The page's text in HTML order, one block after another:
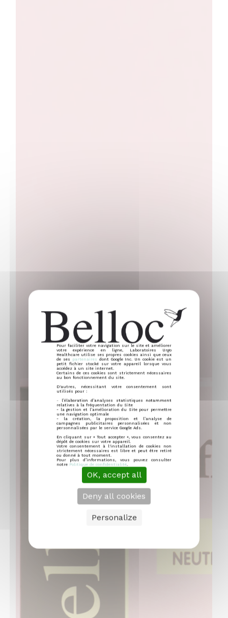
Pour faciliter votre navigation sur le site et améliorer
votre expérience en ligne, Laboratoires Urgo
Healthcare utilise ses propres cookies ainsi que ceux
de ses
partenaires dont Google Inc. Un cookie est un
petit fichier stocké sur votre appareil lorsque vous
accédez à un site internet.
Certains de ces cookies sont strictement nécessaires
au bon fonctionnement du site.
D'autres, nécessitant votre consentement sont
utilisés pour :
- l’élaboration d’analyses statistiques notamment
relatives à la fréquentation du Site
- la gestion et l’amélioration du Site pour permettre
une navigation optimale
- la création, la proposition et l’analyse de
campagnes publicitaires personnalisées et non
personnalisées par le service Google Ads.
En cliquant sur « Tout accepter », vous consentez au
dépôt de cookies sur votre appareil.
Votre consentement à l'installation de cookies non
strictement nécessaires est libre et peut être retiré
ou donné à tout moment.
Pour plus d’informations, vous pouvez consulter
notre Politique de confidentialité.
OK, accept all
Deny all cookies
Personalize